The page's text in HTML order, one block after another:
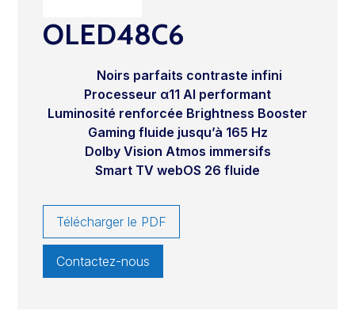
OLED48C6
Noirs parfaits contraste infini
Processeur α11 AI performant
Luminosité renforcée Brightness Booster
Gaming fluide jusqu’à 165 Hz
Dolby Vision Atmos immersifs
Smart TV webOS 26 fluide
Télécharger le PDF
Contactez-nous